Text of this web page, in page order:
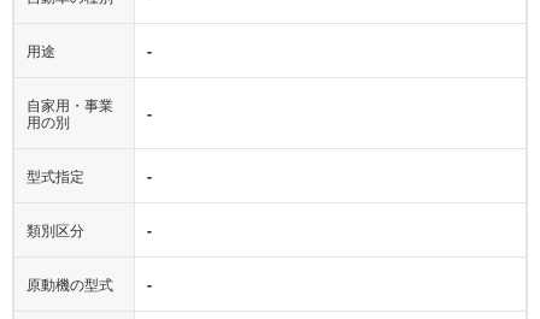
用途 -
自家用・事業
用の別
-
型式指定 -
類別区分 -
原動機の型式 -